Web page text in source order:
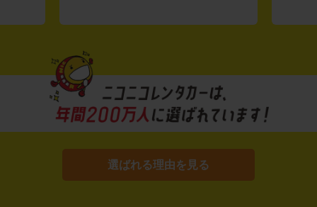
選ばれる理由を見る